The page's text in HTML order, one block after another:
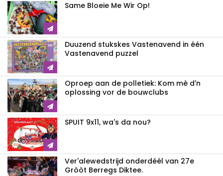
Same Bloeie Me Wir Op!
Duuzend stukskes Vastenavend in één
Vastenavend puzzel
Oproep aan de polletiek: Kom mè d'n
oplossing vor de bouwclubs
SPUIT 9x11, wa's da nou?
Ver'alewedstrijd onderdéél van 27e
Gròòt Berregs Diktee.